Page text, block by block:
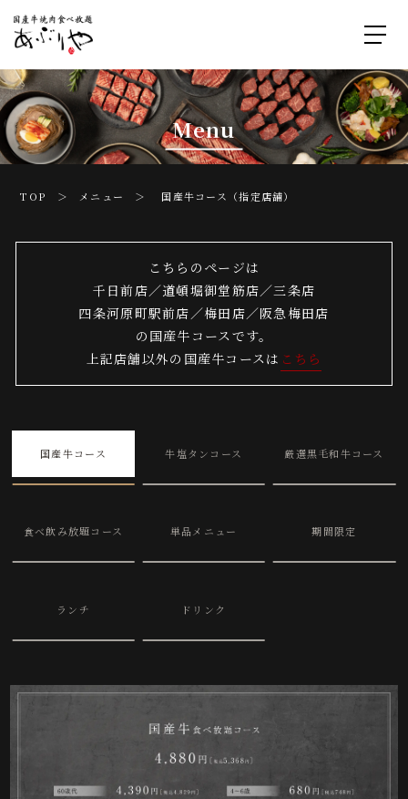
Menu
TOP ＞ メニュー ＞ 国産牛コース（指定店舗）
こちらのページは
千日前店／道頓堀御堂筋店／三条店
四条河原町駅前店／梅田店／阪急梅田店
の国産牛コースです。
上記店舗以外の国産牛コースは こちら
国産牛コース 牛塩タンコース 厳選黒毛和牛コース
食べ飲み放題コース 単品メニュー 期間限定
ランチ ドリンク